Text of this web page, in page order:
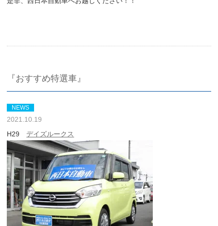
『おすすめ特選車』
NEWS
2021.10.19
H29デイズルークス